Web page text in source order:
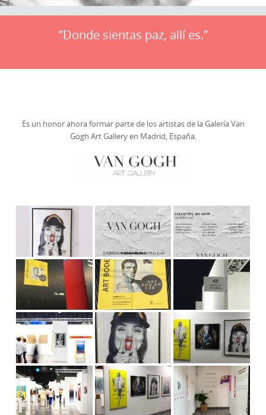
“Donde sientas paz, allí es.”
Es un honor ahora formar parte de los artistas de la Galería Van
Gogh Art Gallery en Madrid, España.